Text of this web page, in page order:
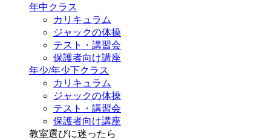
年中クラス
カリキュラム
ジャックの体操
テスト・講習会
保護者向け講座
年少/年少下クラス
カリキュラム
ジャックの体操
テスト・講習会
保護者向け講座
教室選びに迷ったら